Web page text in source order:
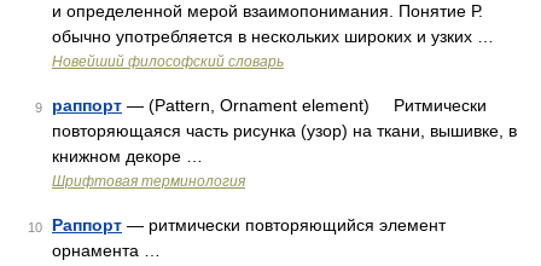
и определенной мерой взаимопонимания. Понятие Р.
обычно употребляется в нескольких широких и узких …
Новейший философский словарь
9 раппорт — (Pattern, Ornament element) Ритмически
повторяющаяся часть рисунка (узор) на ткани, вышивке, в
книжном декоре …
Шрифтовая терминология
10 Раппорт — ритмически повторяющийся элемент
орнамента …